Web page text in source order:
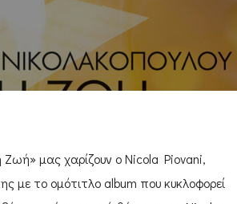
μας χαρίζουν ο Nicola Piovani,
με το ομότιτλο album που κυκλοφορεί